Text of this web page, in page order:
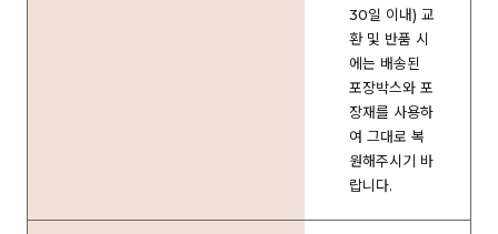
30일 이내) 교
환 및 반품 시
에는 배송된
포장박스와 포
장재를 사용하
여 그대로 복
원해주시기 바
랍니다.